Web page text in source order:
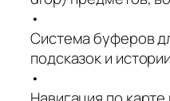
•
Система буферов
подсказок и
•